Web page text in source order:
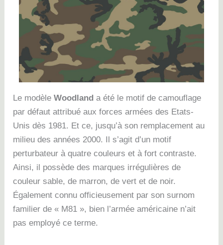
Le modèleWoodland a été le motif de camouflage
par défaut attribué aux forces armées des Etats-
Unis dès 1981. Et ce, jusqu’à son remplacement au
milieu des années 2000. Il s’agit d’un motif
perturbateur à quatre couleurs et à fort contraste.
Ainsi, il possède des marques irrégulières de
couleur sable, de marron, de vert et de noir.
Également connu officieusement par son surnom
familier de « M81 », bien l’armée américaine n’ait
pas employé ce terme.